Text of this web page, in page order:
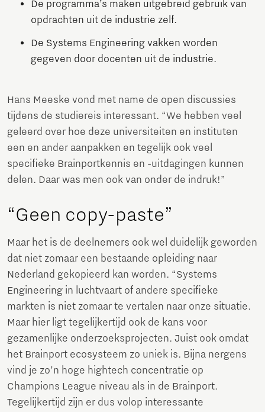
De programma’s maken uitgebreid gebruik van
opdrachten uit de industrie zelf.
De Systems Engineering vakken worden
gegeven door docenten uit de industrie.
Hans Meeske vond met name de open discussies
tijdens de studiereis interessant. “We hebben veel
geleerd over hoe deze universiteiten en instituten
een en ander aanpakken en tegelijk ook veel
specifieke Brainportkennis en -uitdagingen kunnen
delen. Daar was men ook van onder de indruk!”
“Geen copy-paste”
Maar het is de deelnemers ook wel duidelijk geworden
dat niet zomaar een bestaande opleiding naar
Nederland gekopieerd kan worden. “Systems
Engineering in luchtvaart of andere specifieke
markten is niet zomaar te vertalen naar onze situatie.
Maar hier ligt tegelijkertijd ook de kans voor
gezamenlijke onderzoeksprojecten. Juist ook omdat
het Brainport ecosysteem zo uniek is. Bijna nergens
vind je zo’n hoge hightech concentratie op
Champions League niveau als in de Brainport.
Tegelijkertijd zijn er dus volop interessante